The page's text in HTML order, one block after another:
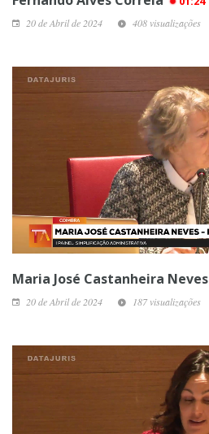
20 de Abril de 2024 408 visualizações
Maria José Castanheira Neves
20 de Abril de 2024 187 visualizações